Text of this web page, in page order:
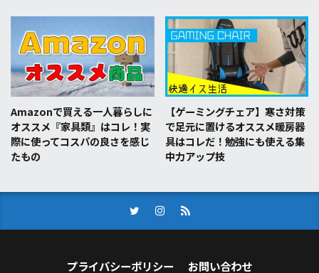
Amazonで買える一人暮らしに
オススメ『家具類』はコレ！実
際に使ってコスパの良さを感じ
たもの
【ゲーミングチェア】寒さ対策
で足元に置けるオススメ暖房器
具はコレだ！勉強にも使える集
中力アップ技
プライバシーポリシー お問い合わせ